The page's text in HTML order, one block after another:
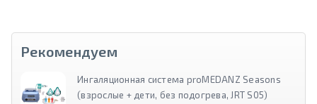
Рекомендуем
Ингаляционная система proMEDANZ Seasons
(взрослые + дети, без подогрева, JRT S05)